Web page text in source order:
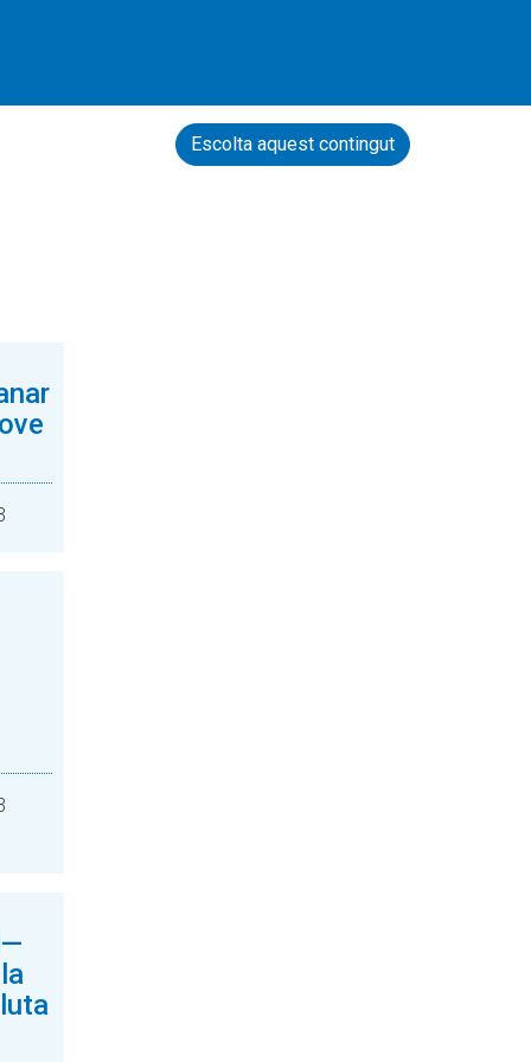
Escolta aquest contingut